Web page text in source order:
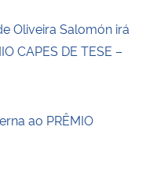
Oliveira Salomón irá
CAPES DE TESE –
ao PRÊMIO